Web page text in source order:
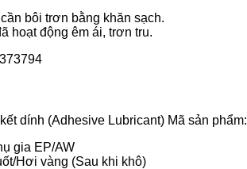
bôi trơn bằng khăn sạch.
hoạt động êm ái, trơn tru.
dính (Adhesive Lubricant) Mã sản phẩm:
gia EP/AW
Hơi vàng (Sau khi khô)